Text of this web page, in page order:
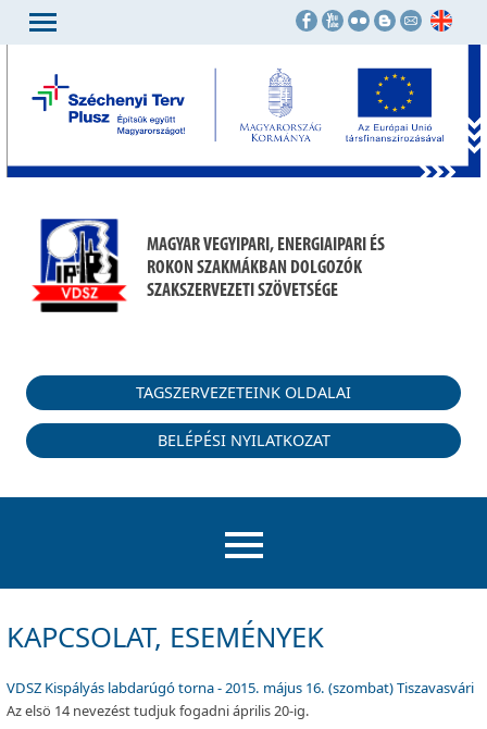
MAGYAR VEGYIPARI, ENERGIAIPARI ÉS
ROKON SZAKMÁKBAN DOLGOZÓK
SZAKSZERVEZETI SZÖVETSÉGE
TAGSZERVEZETEINK OLDALAI
BELÉPÉSI NYILATKOZAT
KAPCSOLAT, ESEMÉNYEK
VDSZ Kispályás labdarúgó torna - 2015. május 16. (szombat) Tiszavasvári
Az elsö 14 nevezést tudjuk fogadni április 20-ig.